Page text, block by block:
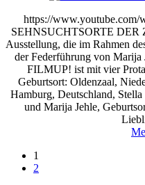
https://
SEHNSUCHTSORTE DER
Ausstellung, die im Rahmen
der Federführung von Marija
FILMUP! ist mit vier
Geburtsort: Oldenzaal,
Hamburg, Deutschland,
und Marija Jehle,
1
2